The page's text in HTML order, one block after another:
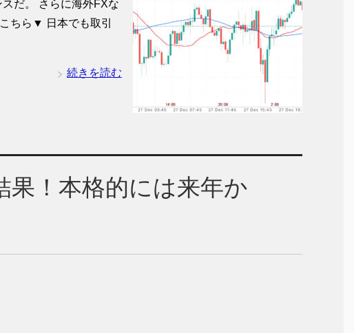
だ。 さらに海外FXな
ちら▼ 日本でも取引
続きを読む
果！本格的には来年か